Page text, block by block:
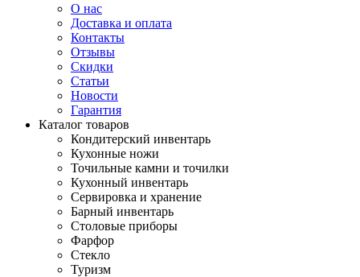
О нас
Доставка и оплата
Контакты
Отзывы
Скидки
Статьи
Новости
Гарантия
Каталог товаров
Кондитерский инвентарь
Кухонные ножи
Точильные камни и точилки
Кухонный инвентарь
Сервировка и хранение
Барный инвентарь
Столовые приборы
Фарфор
Стекло
Туризм